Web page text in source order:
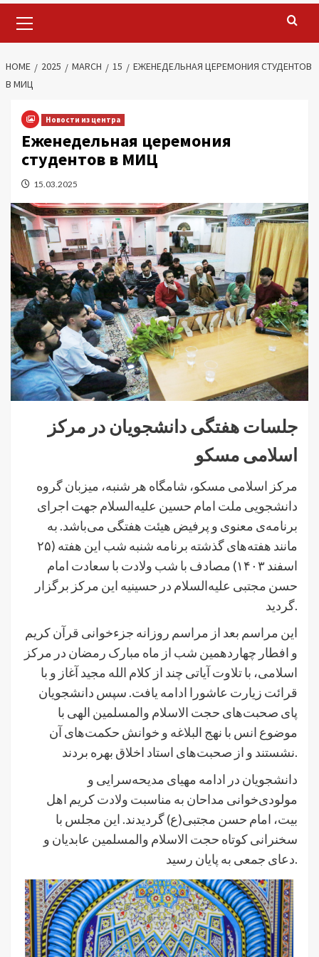
Menu
HOME 2025 MARCH 15
ЕЖЕНЕДЕЛЬНАЯ ЦЕРЕМОНИЯ СТУДЕНТОВ
В МИЦ
Новости из центра
Еженедельная церемония
студентов в МИЦ
15.03.2025
جلسات هفتگی دانشجویان در مرکز
اسلامی مسکو
مرکز اسلامی مسکو، شامگاه هر شنبه، میزبان گروه
دانشجویی ملت امام حسین علیه‌السلام جهت اجرای
برنامه‌ی معنوی و پرفیض هیئت هفتگی می‌باشد. به
مانند هفته‌های گذشته برنامه شنبه شب این هفته (۲۵
اسفند ۱۴۰۳) مصادف با شب ولادت با سعادت امام
حسن مجتبی علیه‌السلام در حسینیه این مرکز برگزار
گردید.
این مراسم بعد از مراسم روزانه جزءخوانی قرآن کریم
و افطار چهاردهمین شب از ماه مبارک رمضان در مرکز
اسلامی، با تلاوت آیاتی چند از کلام الله مجید آغاز و با
قرائت زیارت عاشورا ادامه یافت. سپس دانشجویان
پای صحبت‌های حجت الاسلام والمسلمین الهی با
موضوع انس با نهج البلاغه و خوانش حکمت‌های آن
نشستند و از صحبت‌های استاد اخلاق بهره بردند.
دانشجویان در ادامه مهیای مدیحه‌سرایی و
مولودی‌خوانی مداحان به مناسبت ولادت کریم اهل
بیت، امام حسن مجتبی(ع) گردیدند. این مجلس با
سخنرانی کوتاه حجت الاسلام والمسلمین عابدیان و
دعای جمعی به پایان رسید.